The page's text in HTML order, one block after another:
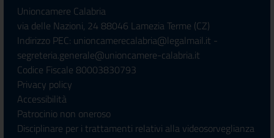
Unioncamere Calabria
via delle Nazioni, 24 88046 Lamezia Terme (CZ)
Indirizzo PEC: unioncamerecalabria@legalmail.it -
segreteria.generale@unioncamere-calabria.it
Codice Fiscale 80003830793
Privacy policy
Accessibilità
Patrocinio non oneroso
Disciplinare per i trattamenti relativi alla videosorveglianza